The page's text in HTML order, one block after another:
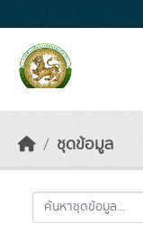
ชุดข้อมูล